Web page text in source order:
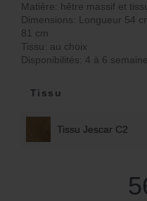
Matière: hêtre massif et
Dimensions: Longueur 54
81 cm
Tissu: au choix
Disponibilités: 4 à 6
Tissu
Tissu Jescar C2